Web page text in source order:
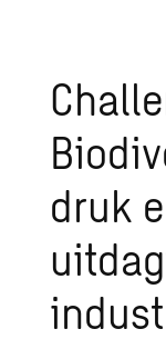
druk